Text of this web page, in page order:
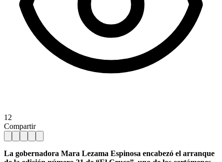
12
Compartir
La gobernadora Mara Lezama Espinosa encabezó el arranque